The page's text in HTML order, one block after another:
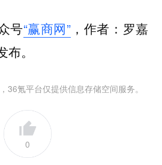
号“赢商网”，作者：罗嘉
。
36氪平台仅提供信息存储空间服务。
0